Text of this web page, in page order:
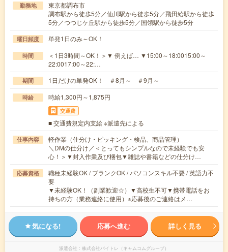
勤務地
東京都調布市
調布駅から徒歩5分／仙川駅から徒歩5分／飛田給駅から徒歩
5分／つつじケ丘駅から徒歩5分／国領駅から徒歩5分
曜日頻度 単発1日のみ～OK！
時間
＜1日3時間～OK！＞▼ 例えば… ▼15:00～18:0015:00～
22:0017:00～22:…
期間 1日だけの単発OK！ ＃8月～ ＃9月～
時給 時給1,300円～1,875円
交通費
■ 交通費規定内支給 ※派遣先による
仕事内容
軽作業（仕分け・ピッキング・検品、商品管理）
＼DMの仕分け／＜とってもシンプルなので未経験でも安
心！＞▼封入作業及び梱包▼雑誌や書籍などの仕分け…
応募資格
職種未経験OK / ブランクOK / パソコンスキル不要 / 英語力不
要
▼未経験OK！（副業歓迎☆）▼高校生不可▼携帯電話をお
持ちの方（業務連絡に使用）※応募後のご連絡はメ…
気になる! 応募へ進む 詳しく見る
派遣会社 株式会社バイトレ（キャムコムグループ）